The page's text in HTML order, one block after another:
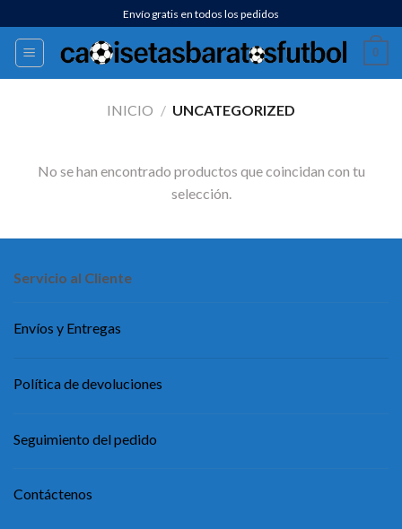
al
contenido
Envío gratis en todos los pedidos
0
INICIO / UNCATEGORIZED
No se han encontrado productos que coincidan con tu
selección.
Servicio al Cliente
Envíos y Entregas
Política de devoluciones
Seguimiento del pedido
Contáctenos